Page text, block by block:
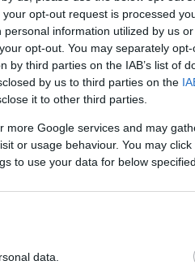
opt-out request is processed
information utilized by us
opt-out. You may separately
third parties on the IAB’s list of
by us to third parties on the
it to other third parties.
more Google services and may
or usage behaviour. You may
to use your data for below
data.
om hun crypto-
beter beschermen
gaan we
Daarna